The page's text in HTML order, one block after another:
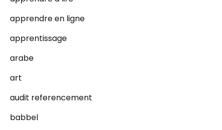
apprendre en ligne
apprentissage
arabe
art
audit referencement
babbel